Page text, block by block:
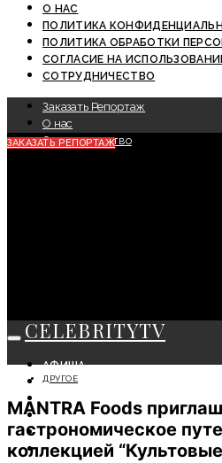
О НАС
ПОЛИТИКА
ПОЛИТИКА ОБРАБОТКИ
СОГЛАСИЕ НА
СОТРУДНИЧЕСТВО
Заказать Репортаж
О нас
Сотрудничество
ЗАКАЗАТЬ РЕПОРТАЖ
CELEBRITYTV
АФИША
СОБЫТИЯ
КРАСОТА
МОДА
ЛИЧНОСТЬ
ОТДЫХ
ДРУГОЕ
MANTRA Foods
гастрономическое
коллекцией